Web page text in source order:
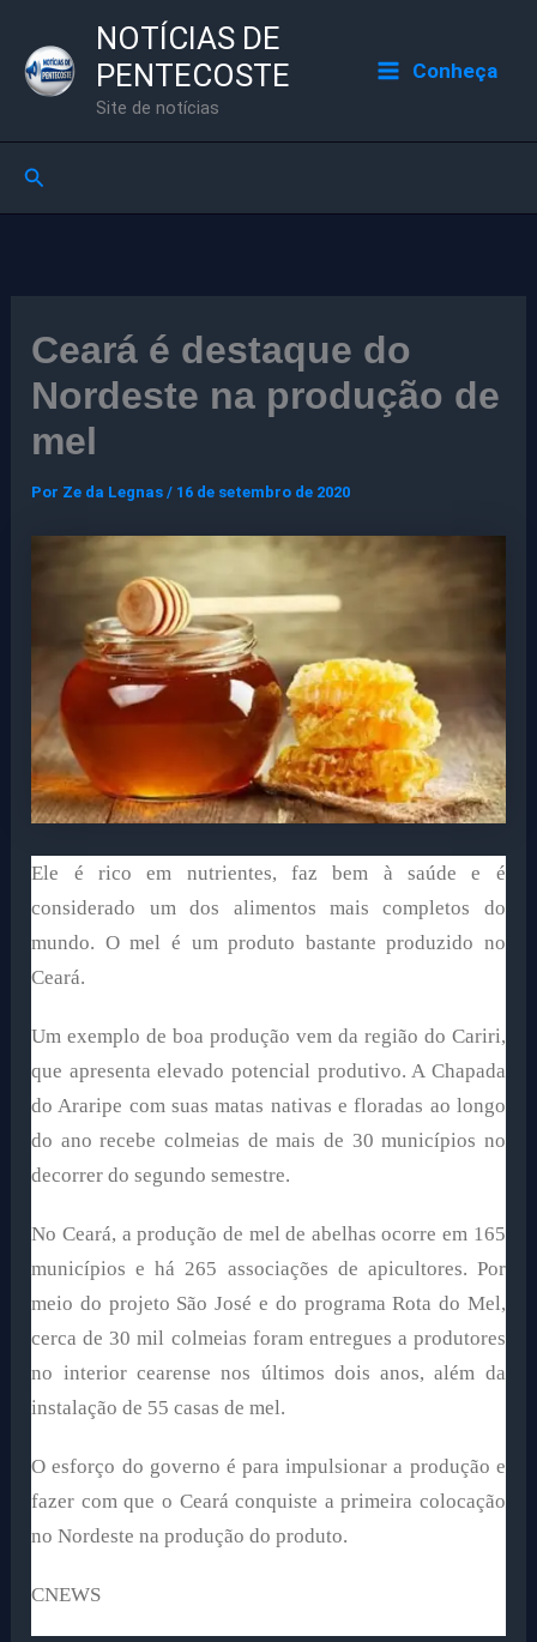
para
NOTÍCIAS DE
PENTECOSTE
Site de notícias
Conheça
Pesquisar
Ceará é destaque do
Nordeste na produção de
mel
Por Ze da Legnas/ 16 de setembro de 2020
Ele é rico em nutrientes, faz bem à saúde e é
considerado um dos alimentos mais completos do
mundo. O mel é um produto bastante produzido no
Ceará.
Um exemplo de boa produção vem da região do Cariri,
que apresenta elevado potencial produtivo. A Chapada
do Araripe com suas matas nativas e floradas ao longo
do ano recebe colmeias de mais de 30 municípios no
decorrer do segundo semestre.
No Ceará, a produção de mel de abelhas ocorre em 165
municípios e há 265 associações de apicultores. Por
meio do projeto São José e do programa Rota do Mel,
cerca de 30 mil colmeias foram entregues a produtores
no interior cearense nos últimos dois anos, além da
instalação de 55 casas de mel.
O esforço do governo é para impulsionar a produção e
fazer com que o Ceará conquiste a primeira colocação
no Nordeste na produção do produto.
CNEWS